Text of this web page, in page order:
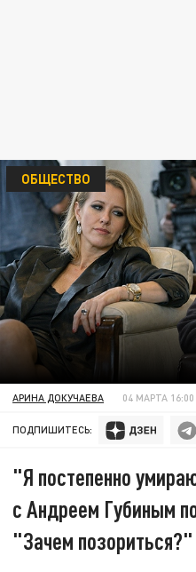
ОБЩЕСТВО
АРИНА ДОКУЧАЕВА 04 МАРТА 16:00
ПОДПИШИТЕСЬ:
"Я постепенно
с Андреем Губиным
"Зачем позориться?"